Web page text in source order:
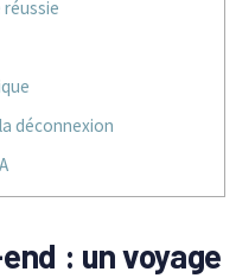
déconnexion
: un voyage